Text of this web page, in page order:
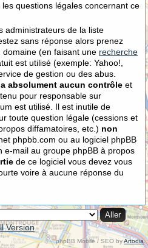
questions légales concernant ce
administrateurs de la liste
sans réponse alors prenez
(en faisant une recherche
est utilisé (exemple: Yahoo!,
de gestion ou des abus.
absolument aucun contrôle et
pour responsable sur
est utilisé. Il est inutile de
toute question légale (cessions et
diffamatoires, etc.) non
phpbb.com ou au logiciel phpBB
e-mail au groupe phpBB à propos
de ce logiciel vous devez vous
voire à aucune réponse du
Version
phpBB Mobile / SEO byArtodia.